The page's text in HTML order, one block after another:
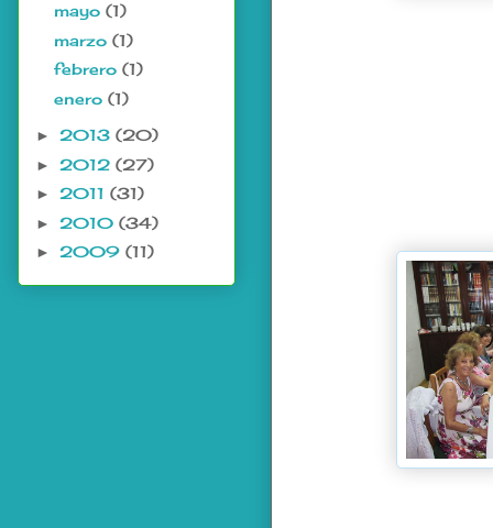
mayo (1)
marzo (1)
febrero (1)
enero (1)
► 2013 (20)
► 2012 (27)
► 2011 (31)
► 2010 (34)
► 2009 (11)